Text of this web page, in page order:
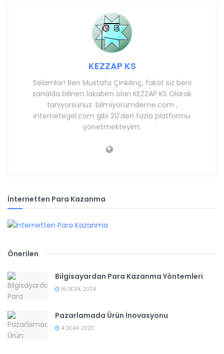
KEZZAP KS
Selamlar! Ben Mustafa Çinkılınç, fakat siz beni
sanalda bilinen lakabım olan KEZZAP KS Olarak
tanıyorsunuz. bilmiyorumdeme.com ,
internetegel.com gibi 20'den fazla platformu
yönetmekteyim.
İnternetten Para Kazanma
Önerilen
Bilgisayardan Para Kazanma Yöntemleri
16 OCAK 2024
Pazarlamada Ürün İnovasyonu
4 OCAK 2023